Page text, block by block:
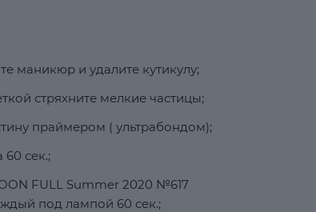
маникюр и удалите кутикулу;
стряхните мелкие частицы;
праймером ( ультрабондом);
сек.;
FULL Summer 2020 №617
под лампой 60 сек.;